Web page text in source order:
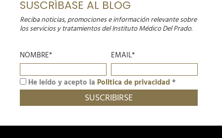
SUSCRÍBASE AL BLOG
Reciba noticias, promociones e información relevante sobre
los servicios y tratamientos del Instituto Médico Del Prado.
NOMBRE* EMAIL*
He leído y acepto la Politica de privacidad*